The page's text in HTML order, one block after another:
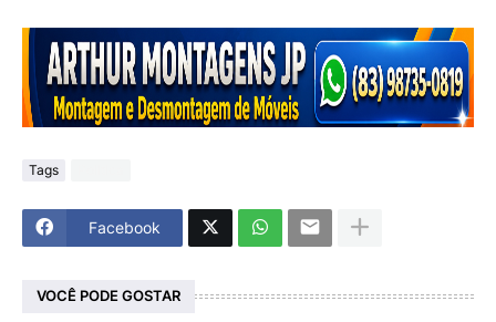
Tags
Facebook
VOCÊ PODE GOSTAR